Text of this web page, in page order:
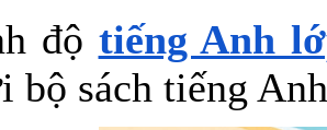
độ tiếng Anh
bộ sách tiếng